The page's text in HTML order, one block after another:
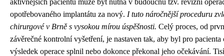
aktivnějších pacientů může být nutná v budoucnu tzv. revizní
opotřebovaného implantátu za nový. I tuto náročnější proceduru
chirurgové v Brně s vysokou mírou úspěšnosti. Celý proces, od
závěrečné kontrolní vyšetření, je nastaven tak, aby byl pro pacienta
výsledek operace splnil nebo dokonce překonal jeho očekávání.